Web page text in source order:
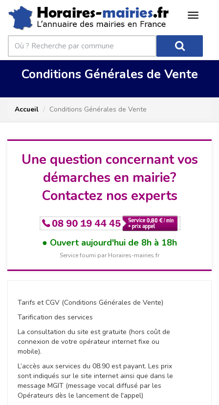
Conditions Générales de Vente
Accueil Conditions Générales de Vente
Une question concernant vos
démarches en mairie?
Contactez nos experts
Ouvert aujourd'hui de 8h à 18h
Service fourni par Horaires-mairies.fr
Tarifs et CGV (Conditions Générales de Vente)
Tarification des services
La consultation du site est gratuite (hors coût de
connexion de votre opérateur internet fixe ou
mobile).
L’accès aux services du 08.90 est payant. Les prix
sont indiqués sur le site internet ainsi que dans le
message MGIT (message vocal diffusé par les
Opérateurs dès le lancement de l'appel)